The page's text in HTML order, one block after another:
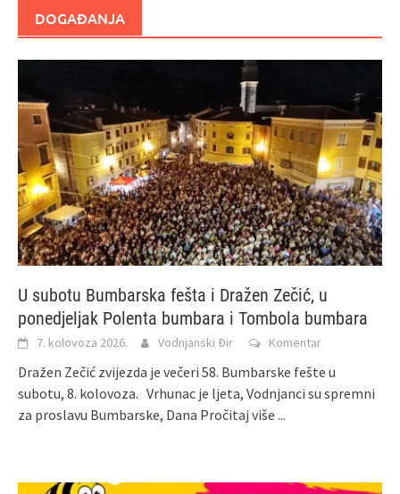
DOGAĐANJA
U subotu Bumbarska fešta i Dražen Zečić, u
ponedjeljak Polenta bumbara i Tombola bumbara
7. kolovoza 2026. Vodnjanski Đir Komentar
Dražen Zečić zvijezda je večeri 58. Bumbarske fešte u
subotu, 8. kolovoza. Vrhunac je ljeta, Vodnjanci su spremni
za proslavu Bumbarske, Dana Pročitaj više ...